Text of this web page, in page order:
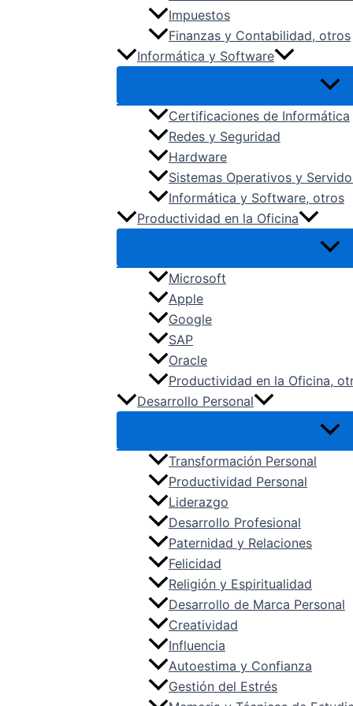
Impuestos
Finanzas y Contabilidad, otros
Informática y Software
Certificaciones de Informática
Redes y Seguridad
Hardware
Sistemas Operativos y
Informática y Software, otros
Productividad en la Oficina
Microsoft
Apple
Google
SAP
Oracle
Productividad en la Oficina,
Desarrollo Personal
Transformación Personal
Productividad Personal
Liderazgo
Desarrollo Profesional
Paternidad y Relaciones
Felicidad
Religión y Espiritualidad
Desarrollo de Marca Personal
Creatividad
Influencia
Autoestima y Confianza
Gestión del Estrés